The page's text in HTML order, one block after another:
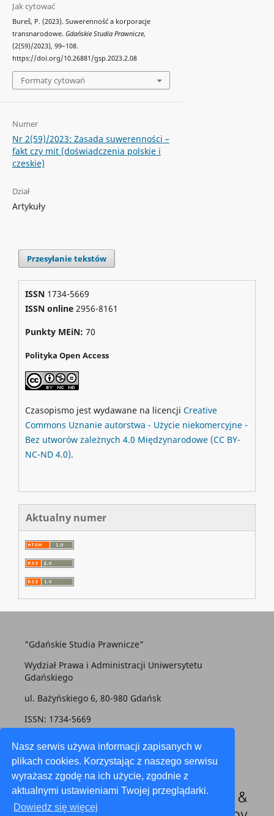
Nasz serwis używa informacji zapisanych w
plikach cookies. Korzystając z naszego serwisu
wyrażasz zgodę na ich użycie, zgodnie z
aktualnymi ustawieniami Twojej przeglądarki.
Dowiedz się więcej
Jak cytować
Bureš, P. (2023). Suwerenność a korporacje
transnarodowe. Gdańskie Studia Prawnicze,
(2(59)/2023), 99–108.
https://doi.org/10.26881/gsp.2023.2.08
Formaty cytowań
Numer
Nr 2(59)/2023: Zasada suwerenności –
fakt czy mit (doświadczenia polskie i
czeskie)
Dział
Artykuły
Przesyłanie tekstów
ISSN 1734-5669
ISSN online2956-8161
Punkty MEiN: 70
Polityka Open Access
Czasopismo jest wydawane na licencji Creative
Commons Uznanie autorstwa - Użycie niekomercyjne -
Bez utworów zależnych 4.0 Międzynarodowe (CC BY-
NC-ND 4.0).
Aktualny numer
"Gdańskie Studia Prawnicze"
Wydział Prawa i Administracji Uniwersytetu
Gdańskiego
ul. Bażyńskiego 6, 80-980 Gdańsk
ISSN: 1734-5669
gsp@prawo.ug.edu.pl